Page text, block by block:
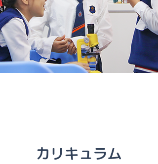
カリキュラム